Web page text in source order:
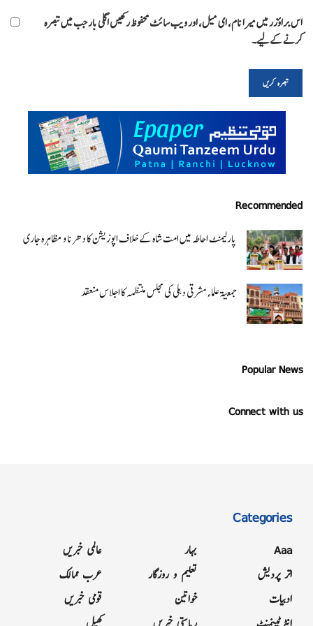
اس براؤزر میں میرا نام، ای میل، اور ویب سائٹ محفوظ رکھیں اگلی بار جب میں تبصرہ
کرنے کےلیے۔
Recommended
پارلیمنٹ احاطہ میں امت شاہ کے خلاف اپوزیشن کا دھرنا و مظاہرہ جاری
جمعیۃ علماء مشرقی دہلی کی مجلس منتظمہ کا اجلاس منعقد
Popular News
Connect with us
Categories
Aaa
اتر پردیش
ادبیات
بہار
تعلیم و روزگار
خواتین
عالمی خبریں
عرب ممالک
قومی خبریں